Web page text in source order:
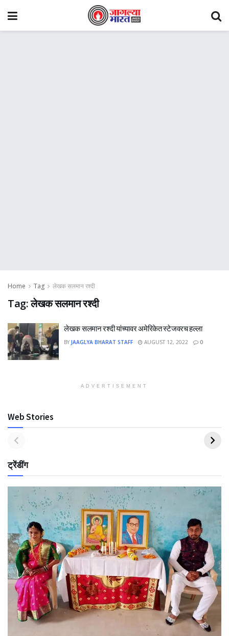
Home Tag लेखक सलमान रश्दी
Tag:लेखक सलमान रश्दी
लेखक सलमान रश्दी यांच्यावर अमेरिकेत स्टेजवरच हल्ला
BY JAAGLYA BHARAT STAFF AUGUST 12, 2022 0
ADVERTISEMENT
Web Stories
ट्रेंडींग